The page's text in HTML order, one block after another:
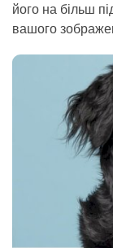
його на більш
вашого